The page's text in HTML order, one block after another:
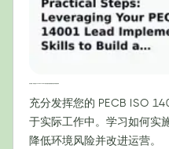
充分发挥您的 PECB ISO
于实际工作中。学习如何实
降低环境风险并改进运营。